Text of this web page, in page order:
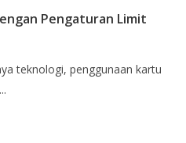
Pengaturan Limit
teknologi, penggunaan kartu